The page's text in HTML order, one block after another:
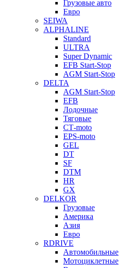
Грузовые авто
Евро
SEIWA
ALPHALINE
Standard
ULTRA
Super Dynamic
EFB Start-Stop
AGM Start-Stop
DELTA
AGM Start-Stop
EFB
Лодочные
Тяговые
СТ-moto
EPS-moto
GEL
DT
SF
DTM
HR
GX
DELKOR
Грузовые
Америка
Азия
Евро
RDRIVE
Автомобильные
Мотоциклетные